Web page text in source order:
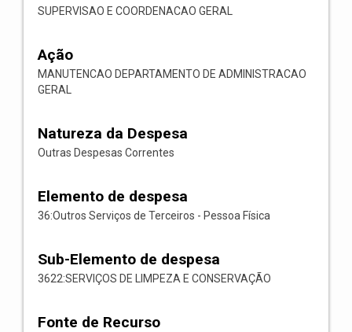
SUPERVISAO E COORDENACAO GERAL
Ação
MANUTENCAO DEPARTAMENTO DE ADMINISTRACAO
GERAL
Natureza da Despesa
Outras Despesas Correntes
Elemento de despesa
36:Outros Serviços de Terceiros - Pessoa Física
Sub-Elemento de despesa
3622:SERVIÇOS DE LIMPEZA E CONSERVAÇÃO
Fonte de Recurso